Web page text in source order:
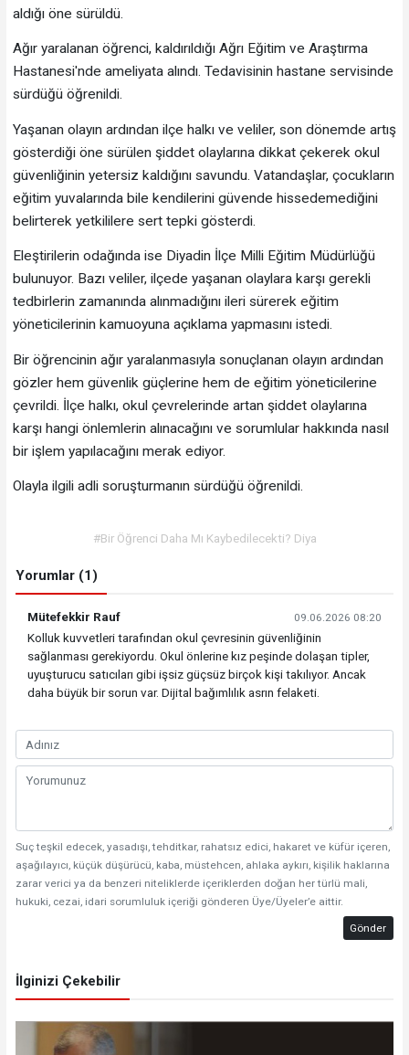
aldığı öne sürüldü.
Ağır yaralanan öğrenci, kaldırıldığı Ağrı Eğitim ve Araştırma
Hastanesi'nde ameliyata alındı. Tedavisinin hastane servisinde
sürdüğü öğrenildi.
Yaşanan olayın ardından ilçe halkı ve veliler, son dönemde artış
gösterdiği öne sürülen şiddet olaylarına dikkat çekerek okul
güvenliğinin yetersiz kaldığını savundu. Vatandaşlar, çocukların
eğitim yuvalarında bile kendilerini güvende hissedemediğini
belirterek yetkililere sert tepki gösterdi.
Eleştirilerin odağında ise Diyadin İlçe Milli Eğitim Müdürlüğü
bulunuyor. Bazı veliler, ilçede yaşanan olaylara karşı gerekli
tedbirlerin zamanında alınmadığını ileri sürerek eğitim
yöneticilerinin kamuoyuna açıklama yapmasını istedi.
Bir öğrencinin ağır yaralanmasıyla sonuçlanan olayın ardından
gözler hem güvenlik güçlerine hem de eğitim yöneticilerine
çevrildi. İlçe halkı, okul çevrelerinde artan şiddet olaylarına
karşı hangi önlemlerin alınacağını ve sorumlular hakkında nasıl
bir işlem yapılacağını merak ediyor.
Olayla ilgili adli soruşturmanın sürdüğü öğrenildi.
#Bir Öğrenci Daha Mı Kaybedilecekti? Diya
Yorumlar (1)
Mütefekkir Rauf 09.06.2026 08:20
Kolluk kuvvetleri tarafından okul çevresinin güvenliğinin
sağlanması gerekiyordu. Okul önlerine kız peşinde dolaşan tipler,
uyuşturucu satıcıları gibi işsiz güçsüz birçok kişi takılıyor. Ancak
daha büyük bir sorun var. Dijital bağımlılık asrın felaketi.
Suç teşkil edecek, yasadışı, tehditkar, rahatsız edici, hakaret ve küfür içeren,
aşağılayıcı, küçük düşürücü, kaba, müstehcen, ahlaka aykırı, kişilik haklarına
zarar verici ya da benzeri niteliklerde içeriklerden doğan her türlü mali,
hukuki, cezai, idari sorumluluk içeriği gönderen Üye/Üyeler’e aittir.
Gönder
İlginizi Çekebilir